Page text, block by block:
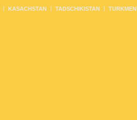
KASACHSTAN TADSCHIKISTAN